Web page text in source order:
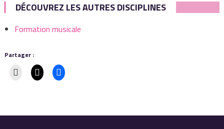
DÉCOUVREZ LES AUTRES DISCIPLINES
Formation musicale
Partager :